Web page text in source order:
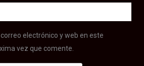
electrónico y web en este
vez que comente.